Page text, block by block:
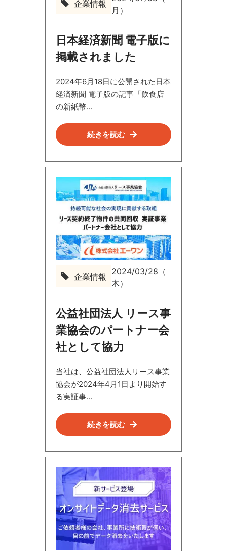
企
報
企業情報
月）
日本経済新聞 電子版に
掲載されました
2024年6月18日に公開された日本
経済新聞 電子版の記事「飲食店
の新紙幣...
続きを読む
企
報
企業情報
2024/03/28（
木）
公益社団法人 リース事
業協会のパートナー会
社として協力
当社は、公益社団法人リース事業
協会が2024年4月1日より開始す
る実証事...
続きを読む